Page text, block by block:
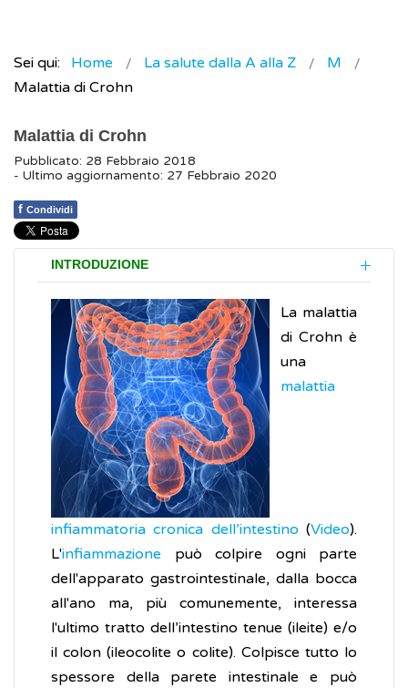
Sei qui: Home La salute dalla A alla Z
M
Malattia di Crohn
Malattia di Crohn
Pubblicato: 28 Febbraio 2018
- Ultimo aggiornamento: 27 Febbraio 2020
f Condividi
INTRODUZIONE
La malattia
di Crohn è
una
malattia
infiammatoria cronica dell’intestino (Video).
L'infiammazione può colpire ogni parte
dell'apparato gastrointestinale, dalla bocca
all'ano ma, più comunemente, interessa
l'ultimo tratto dell’intestino tenue (ileite) e/o
il colon (ileocolite o colite). Colpisce tutto lo
spessore della parete intestinale e può